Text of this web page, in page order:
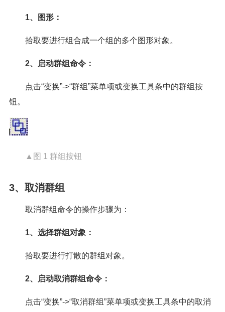
1、图形：
拾取要进行组合成一个组的多个图形对象。
2、启动群组命令：
点击“变换”->“群组”菜单项或变换工具条中的群组按
钮。
▲图 1 群组按钮
3、取消群组
取消群组命令的操作步骤为：
1、选择群组对象：
拾取要进行打散的群组对象。
2、启动取消群组命令：
点击“变换”->“取消群组”菜单项或变换工具条中的取消